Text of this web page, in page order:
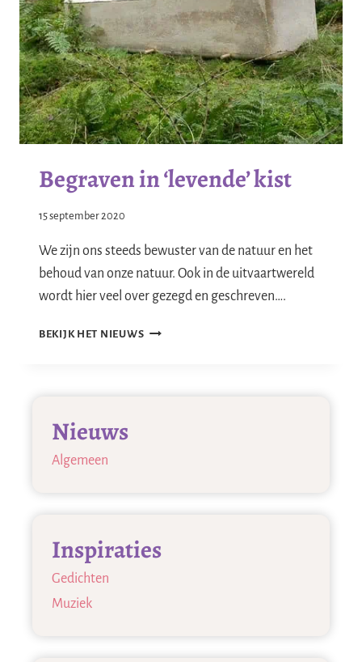
Begraven in ‘levende’ kist
15 september 2020
We zijn ons steeds bewuster van de natuur en het
behoud van onze natuur. Ook in de uitvaartwereld
wordt hier veel over gezegd en geschreven….
BEKIJK HET NIEUWSBEGRAVEN
Nieuws
Algemeen
Inspiraties
Gedichten
Muziek